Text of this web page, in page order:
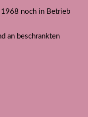
1968 noch in Betrieb
an beschrankten